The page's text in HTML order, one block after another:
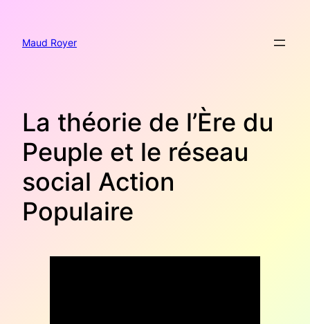
contenu
Maud Royer
La théorie de l’Ère du
Peuple et le réseau
social Action
Populaire